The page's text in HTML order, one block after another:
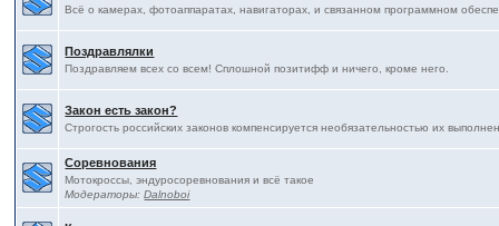
Всё о камерах, фотоаппаратах, навигаторах, и связанном программном
Поздравлялки
Поздравляем всех со всем! Сплошной позитифф и ничего, кроме него.
Закон есть закон?
Строгость российских законов компенсируется необязательностью их
Соревнования
Мотокроссы, эндуросоревнования и всё такое
Модераторы:Dalnoboi